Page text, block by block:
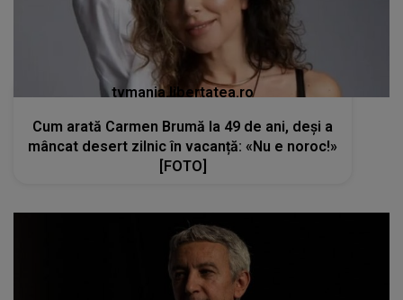
tvmania.libertatea.ro
Cum arată Carmen Brumă la 49 de ani, deși a
mâncat desert zilnic în vacanță: «Nu e noroc!»
[FOTO]